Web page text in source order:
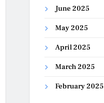
June 2025
May 2025
April 2025
March 2025
February 2025